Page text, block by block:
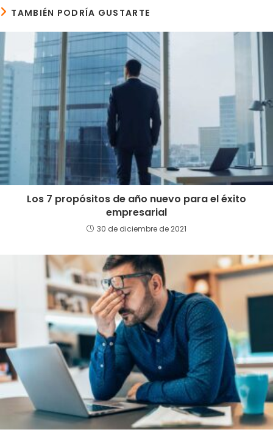
TAMBIÉN PODRÍA GUSTARTE
Los 7 propósitos de año nuevo para el éxito
empresarial
30 de diciembre de 2021